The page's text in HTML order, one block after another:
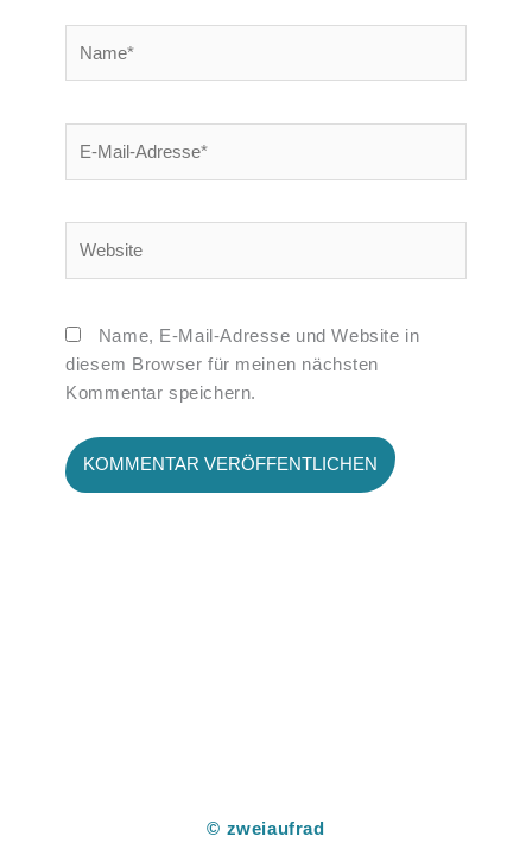
Name, E-Mail-Adresse und Website in
diesem Browser für meinen nächsten
Kommentar speichern.
© zweiaufrad